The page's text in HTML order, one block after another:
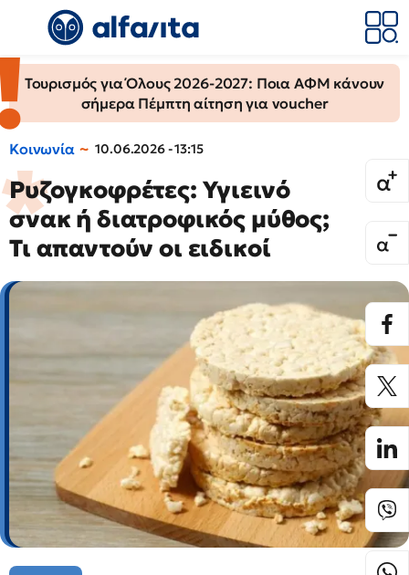
Τουρισμός για Όλους 2026-2027: Ποια ΑΦΜ κάνουν
σήμερα Πέμπτη αίτηση για voucher
Κοινωνία 10.06.2026 - 13:15
Ρυζογκοφρέτες: Υγιεινό
σνακ ή διατροφικός μύθος;
Τι απαντούν οι ειδικοί